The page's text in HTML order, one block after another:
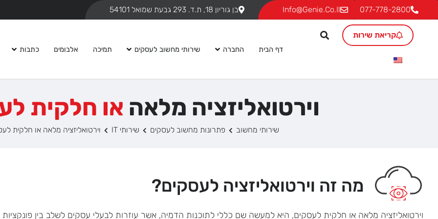
077-778-2800
Info@genie.co.il בן גוריון 18, ת.ד. 293 גבעת שמואל 54101
קריאת שירות
דף הבית החברה שירותי מחשוב לעסקים תמיכה אלבומים כתבות
וירטואליזציה מלאה או חלקית
שירותי מחשוב פתרונות מחשוב לעסקים שירותי IT וירטואליזציה מלאה או חלקית
מה זה וירטואליזציה לעסקים?
וירטואליזציה מלאה או חלקית לעסקים, היא למעשה שם כללי לתוכנות הדמיה, אשר עוזרות לבעלי עסקים לשלב בין פונקציות